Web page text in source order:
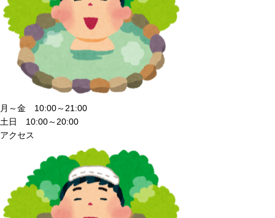
月～金 10:00～21:00
土日 10:00～20:00
アクセス